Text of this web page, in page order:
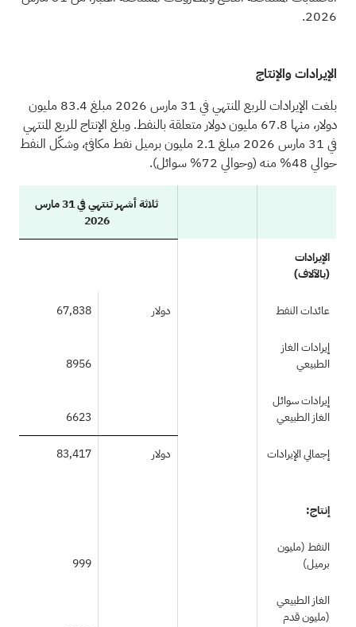
2026.
الإيرادات والإنتاج
بلغت الإيرادات للربع المنتهي في 31 مارس 2026 مبلغ 83.4 مليون
دولار، منها 67.8 مليون دولار متعلقة بالنفط. وبلغ الإنتاج للربع المنتهي
في 31 مارس 2026 مبلغ 2.1 مليون برميل نفط مكافئ، وشكّل النفط
حوالي 48% منه (وحوالي 72% سوائل).
ثلاثة أشهر تنتهي في 31 مارس
2026
الإيرادات
(بالآلاف)
عائدات النفط دولار 67,838
إيرادات الغاز
الطبيعي
8956
إيرادات سوائل
الغاز الطبيعي
6623
إجمالي الإيرادات دولار 83,417
إنتاج:
النفط (مليون
برميل)
999
الغاز الطبيعي
(مليون قدم